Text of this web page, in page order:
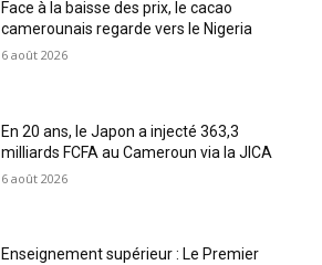
Face à la baisse des prix, le cacao
camerounais regarde vers le Nigeria
6 août 2026
En 20 ans, le Japon a injecté 363,3
milliards FCFA au Cameroun via la JICA
6 août 2026
Enseignement supérieur : Le Premier